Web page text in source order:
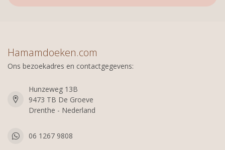
Hamamdoeken.com
Ons bezoekadres en contactgegevens:
Hunzeweg 13B
9473 TB De Groeve
Drenthe - Nederland
06 1267 9808